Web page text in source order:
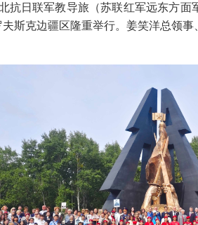
抗日联军教导旅（苏联红军远东方
斯克边疆区隆重举行。姜笑洋总领